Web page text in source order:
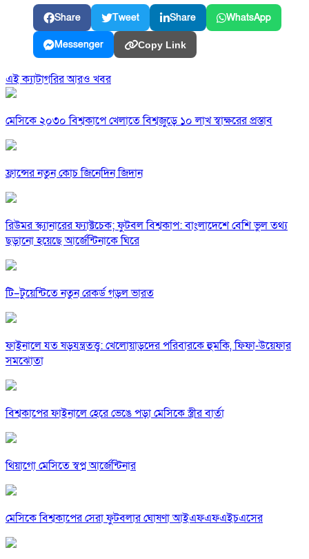
Share Tweet Share WhatsApp
Messenger Copy Link
এই ক্যাটাগরির আরও খবর
মেসিকে ২০৩০ বিশ্বকাপে খেলাতে বিশ্বজুড়ে ১০ লাখ স্বাক্ষরের প্রস্তাব
ফ্রান্সের নতুন কোচ জিনেদিন জিদান
রিউমর স্ক্যানারের ফ্যাক্টচেক; ফুটবল বিশ্বকাপ: বাংলাদেশে বেশি ভুল তথ্য
ছড়ানো হয়েছে আর্জেন্টিনাকে ঘিরে
টি–টুয়েন্টিতে নতুন রেকর্ড গড়ল ভারত
ফাইনালে যত ষড়যন্ত্রতত্ত্ব: খেলোয়াড়দের পরিবারকে হুমকি, ফিফা-উয়েফার
সমঝোতা
বিশ্বকাপের ফাইনালে হেরে ভেঙে পড়া মেসিকে স্ত্রীর বার্তা
থিয়াগো মেসিতে স্বপ্ন আর্জেন্টিনার
মেসিকে বিশ্বকাপের সেরা ফুটবলার ঘোষণা আইএফএফএইচএসের